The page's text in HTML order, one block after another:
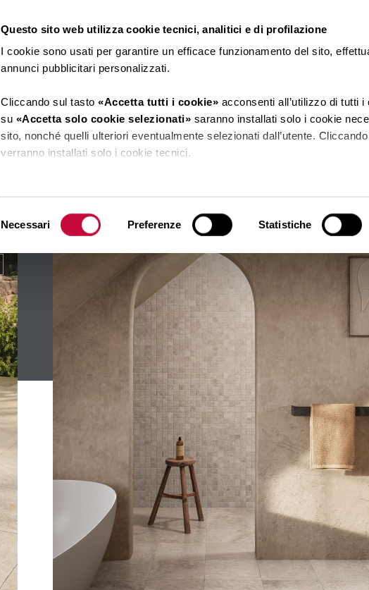
Questo sito web utilizza cookie tecnici, analitici e di profilazione
I cookie sono usati per garantire un efficace funzionamento del sito,
annunci pubblicitari personalizzati.
Cliccando sul tasto«Accetta tutti i cookie» acconsenti all’utilizzo di tutti
su «Accetta solo cookie selezionati» saranno installati solo i cookie
sito, nonché quelli ulteriori eventualmente selezionati dall’utente.
verranno installati solo i cookie tecnici.
per visualizzare l’informativa privacy.
del
Necessari Preferenze Statistiche
CERDISA RICCHETTI